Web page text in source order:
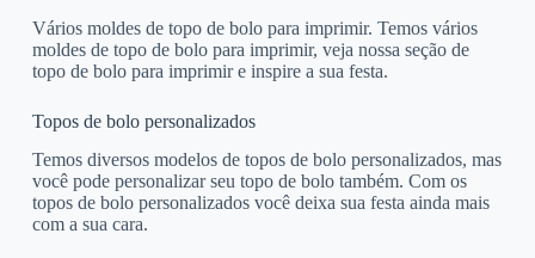
Vários moldes de topo de bolo para imprimir. Temos vários
moldes de topo de bolo para imprimir, veja nossa seção de
topo de bolo para imprimir e inspire a sua festa.
Topos de bolo personalizados
Temos diversos modelos de topos de bolo personalizados, mas
você pode personalizar seu topo de bolo também. Com os
topos de bolo personalizados você deixa sua festa ainda mais
com a sua cara.